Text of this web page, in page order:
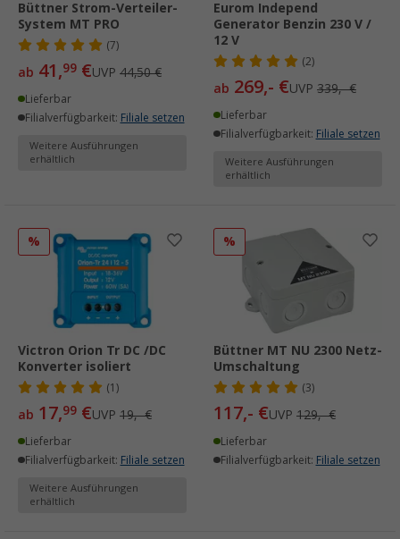
Büttner Strom-Verteiler-
System MT PRO
(7)
ab 41,99 €UVP 44,50 €
Lieferbar
Filialverfügbarkeit: Filiale setzen
Weitere Ausführungen
erhältlich
Eurom Independ
Generator Benzin 230 V /
12 V
(2)
ab 269,- €UVP 339,- €
Lieferbar
Filialverfügbarkeit: Filiale setzen
Weitere Ausführungen
erhältlich
%
Victron Orion Tr DC /DC
Konverter isoliert
(1)
ab 17,99 €UVP 19,- €
Lieferbar
Filialverfügbarkeit: Filiale setzen
Weitere Ausführungen
erhältlich
%
Büttner MT NU 2300 Netz-
Umschaltung
(3)
117,- €UVP 129,- €
Lieferbar
Filialverfügbarkeit: Filiale setzen